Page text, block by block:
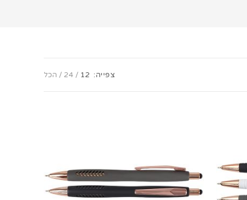
צפייה: 12
24 הכל